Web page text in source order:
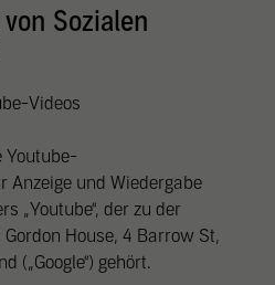
Sozialen
Videos
Youtube-
Anzeige und Wiedergabe
„Youtube“, der zu der
House, 4 Barrow St,
(„Google“) gehört.